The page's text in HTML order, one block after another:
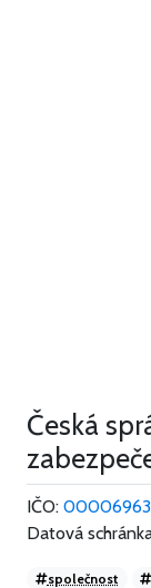
Česká
IČO: 00006963
Datová
společnost